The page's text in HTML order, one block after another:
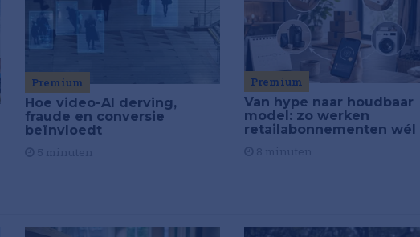
Premium
Hoe video-AI derving,
fraude en conversie
beïnvloedt
Premium
Van hype naar houdbaar
model: zo werken
retailabonnementen wél